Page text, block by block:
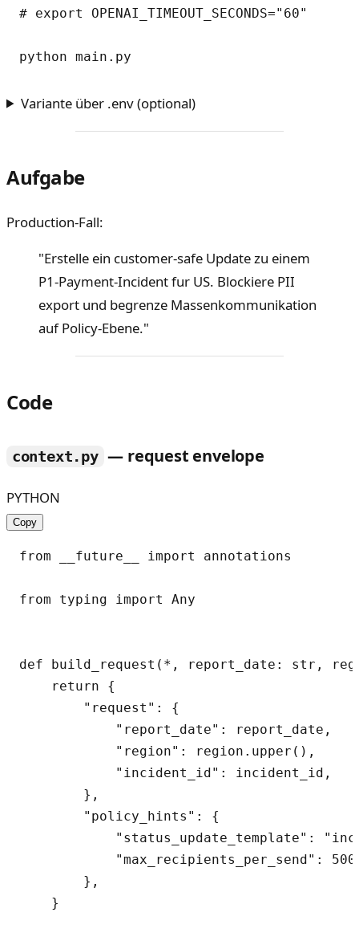
# export OPENAI_TIMEOUT_SECONDS="60"
Variante über .env (optional)
Aufgabe
Production-Fall:
"Erstelle ein customer-safe Update zu einem
P1-Payment-Incident fur US. Blockiere PII
export und begrenze Massenkommunikation
auf Policy-Ebene."
Code
context.py — request envelope
PYTHON
Copy
from __future__ import annotations
from typing import Any
def build_request(*, report_date: str,
    return {
        "request": {
            "report_date": report_date,
            "region": region.upper(),
            "incident_id": incident_id,
        },
        "policy_hints": {
"status_update_template":
"max_recipients_per_send":
        },
    }